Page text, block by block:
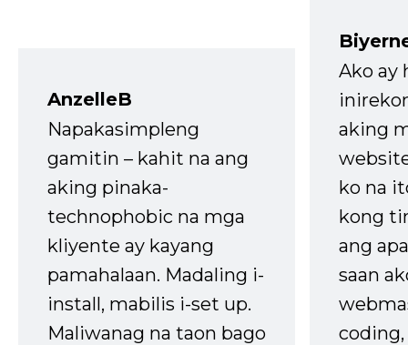
AnzelleB
Napakasimpleng
gamitin – kahit na ang
aking pinaka-
technophobic na mga
kliyente ay kayang
pamahalaan. Madaling i-
install, mabilis i-set up.
Maliwanag na taon bago
Ako ay
aking
ko na
kong
ang
saan